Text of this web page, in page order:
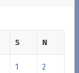
S N
1 2